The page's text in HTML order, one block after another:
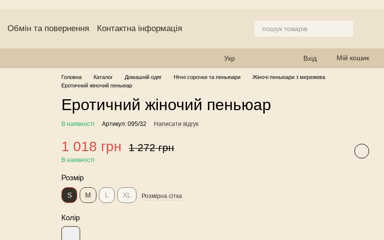
Обмін та повернення
Контактна інформація
Укр Вхід Мій кошик
Головна Каталог Домашній одяг Нічні сорочки та пеньюари
Жіночі пеньюари з мережева
Еротичний жіночий пеньюар
Еротичний жіночий пеньюар
В наявності Артикул: 095/32 Написати відгук
1 018 грн 1 272 грн
В наявності
Розмір
S M L XL Розмірна сітка
Колір